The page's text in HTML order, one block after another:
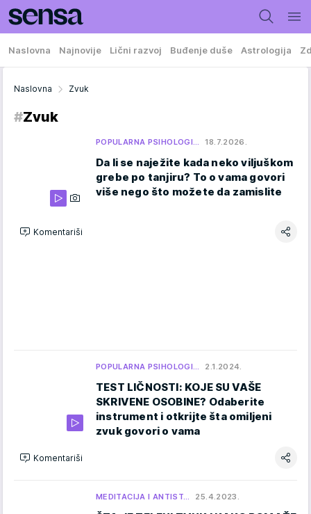
Naslovna Najnovije Lični razvoj Buđenje duše Astrologija
Naslovna Zvuk
#Zvuk
POPULARNA PSIHOLOGI… 18.7.2026.
Da li se naježite kada neko viljuškom
grebe po tanjiru? To o vama govori
više nego što možete da zamislite
Komentariši
POPULARNA PSIHOLOGI… 2.1.2024.
TEST LIČNOSTI: KOJE SU VAŠE
SKRIVENE OSOBINE? Odaberite
instrument i otkrijte šta omiljeni
zvuk govori o vama
Komentariši
MEDITACIJA I ANTIST… 25.4.2023.